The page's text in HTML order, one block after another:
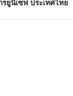
รยูนิเซฟ ประเทศไทย